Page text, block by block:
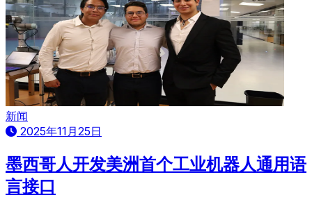
新闻
2025年11月25日
墨西哥人开发美洲首个工业机器人通用语
言接口